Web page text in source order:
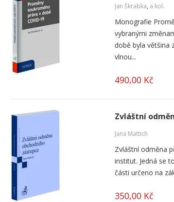
Jan Škrabka, a kol.
Monografie
vybranými
době byla většina
vlnou...
490,00 Kč
Zvláštní
Jana Mattich
Zvláštní odměna
institut. Jedná se
části určeno na
350,00 Kč